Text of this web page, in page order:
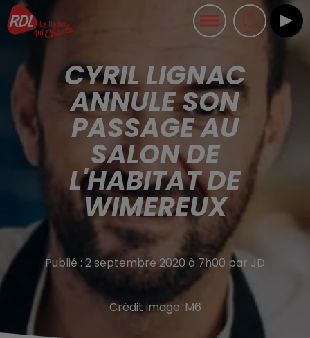
CYRIL LIGNAC
ANNULE SON
PASSAGE AU
SALON DE
L'HABITAT DE
WIMEREUX
Publié : 2 septembre 2020 à 7h00 par JD
Crédit image: M6